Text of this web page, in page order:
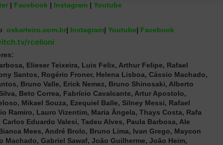
| Facebook | Instagram | Youtube
: oskarteiro.com.br| Instagram| Youtube| Facebook
rcelloni
Elieser Teixeira, Luis Felix, Arthur Felipe, Rafael
Santos, Rogério Froner, Helena Lisboa, Cássio Machado,
Bruno Valle, Erick Nemez, Bruno Shinosaki, Alberto
Beto Correa, Fabrício Cavalcante, Artur Apostolo,
Mikael Souza, Ezequiel Balle, Silney Messi, Rafael
Ramiro, Lauro Vizentim, Maria Ângela, Thays Costa, Rafa
Eduardo Valesi, Tadeu Alves, Paula Barbosa, Ale
Mees, André Brolo, Bruno Lima, Ivan Grego, Maycon
Machado, Gabriel Sawaf, João Guilherme, João Heim,